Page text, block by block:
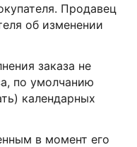
Продавец
об изменении
заказа не
по умолчанию
календарных
в момент его